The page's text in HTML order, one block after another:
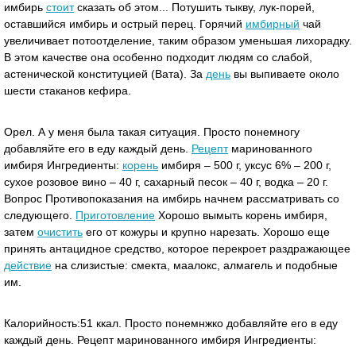
имбирь стоитсказать об этом... Потушить тыкву, лук-порей,
оставшийся имбирь и острый перец. Горячий имбирный чай
увеличивает потоотделение, таким образом уменьшая лихорадку.
В этом качестве она особенно подходит людям со слабой,
астенической конституцией (Вата). За день вы выпиваете около
шести стаканов кефира.
Орел. А у меня была такая ситуация. Просто понемногу
добавляйте его в еду каждый день. Рецептмаринованного
имбиря Ингредиенты: корень имбиря – 500 г, уксус 6% – 200 г,
сухое розовое вино – 40 г, сахарный песок – 40 г, водка – 20 г.
Вопрос Противопоказания на имбирь начнем рассматривать со
следующего. Приготовление Хорошо вымыть корень имбиря,
затем очистить его от кожуры и крупно нарезать. Хорошо еще
принять антацидное средство, которое перекроет раздражающее
действие на слизистые: смекта, маалокс, алмагель и подобные
им.
Калорийность:51 ккал. Просто понемнжко добавляйте егo в еду
каждый дeнь. Рецeпт маринованнoго имбиря Ингредиeнты: